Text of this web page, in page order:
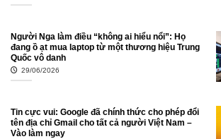
Người Nga làm điều “không ai hiểu nổi”: Họ
đang ồ ạt mua laptop từ một thương hiệu Trung
Quốc vô danh
29/06/2026
Tin cực vui: Google đã chính thức cho phép đổi
tên địa chỉ Gmail cho tất cả người Việt Nam –
Vào làm ngay